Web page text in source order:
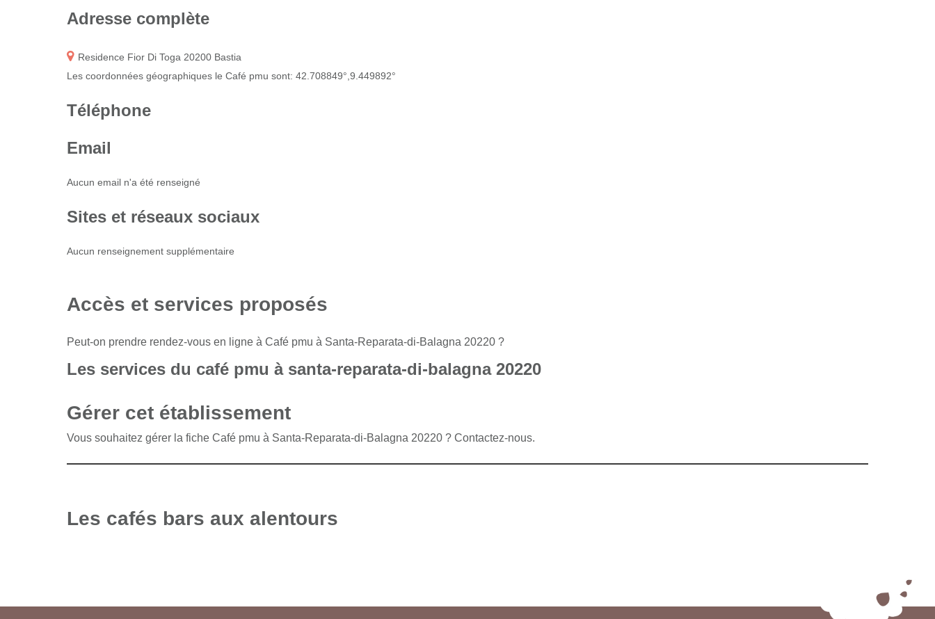
Adresse complète
Residence Fior Di Toga 20200 Bastia
Les coordonnées géographiques le Café pmu sont: 42.708849°,9.449892°
Téléphone
Email
Aucun email n'a été renseigné
Sites et réseaux sociaux
Aucun renseignement supplémentaire
Accès et services proposés
Peut-on prendre rendez-vous en ligne à Café pmu à Santa-Reparata-di-Balagna 20220 ?
Les services du café pmu à santa-reparata-di-balagna 20220
Gérer cet établissement
Vous souhaitez gérer la fiche Café pmu à Santa-Reparata-di-Balagna 20220 ? Contactez-nous.
Les cafés bars aux alentours